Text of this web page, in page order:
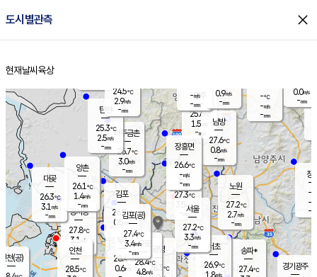
도시별관측 close
홈
현재날씨 육상
양주
25.6℃
1.5
-mm
과천
경기광주
경서동
27.8℃
3.1 m/s
-mm
파주금촌
26.7℃
3.0m/s
-mm
-℃
-m/s
-mm
대곶
26.3℃
3.1 m/s
-mm
창
-
-m/
-
탄현
25.3℃
2.5m/s
-mm
0.0m/s
-mm
김포
26.8℃
0.5 m/s
mm
광명
28.3 ℃
부천
28.4℃
0.6m/s
양촌
26.1℃
1.4m/s
-mm
구로
28.4℃
4.8m/s
은평
27.3℃
3.5 m/s
- mm
노원
27.2℃
2.7m/s
-mm
송파*
27.4℃
서초
26.9℃
1.8m/s
남방
27.6℃
0.8m/s
-mm
장흥면
26.6℃
-m/s
-mm
-m/s
-mm
인천(공)
김포(공)
27.4℃
3.4m/s
-mm
인천
28.5℃
서울
27.2℃
3.3m/s
-mm
24.5℃
2.9m/s
-mm
0.9m/s
-mm